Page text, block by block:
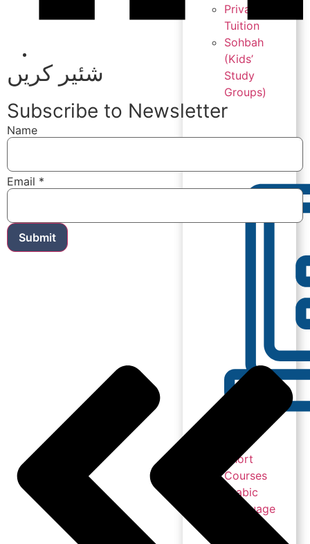
Private
Tuition
Sohbah
(Kids’
Study
Groups)
Short
Courses
Arabic
Language
شئیر کریں
Subscribe to Newsletter
Name
Email *
Submit